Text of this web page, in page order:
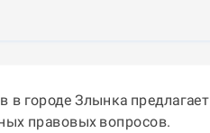
в городе Злынка
правовых вопросов.